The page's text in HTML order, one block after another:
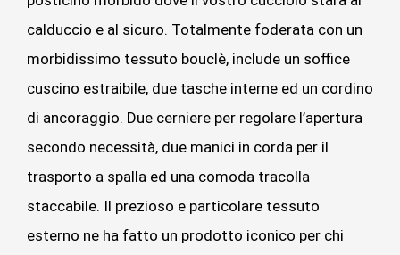
calduccio e al sicuro. Totalmente foderata con un
morbidissimo tessuto bouclè, include un soffice
cuscino estraibile, due tasche interne ed un cordino
di ancoraggio. Due cerniere per regolare l’apertura
secondo necessità, due manici in corda per il
trasporto a spalla ed una comoda tracolla
staccabile. Il prezioso e particolare tessuto
esterno ne ha fatto un prodotto iconico per chi